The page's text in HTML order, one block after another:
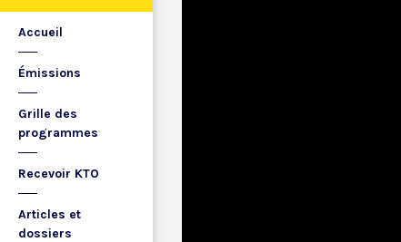
Accueil
Émissions
Grille des
programmes
Recevoir KTO
Articles et
dossiers